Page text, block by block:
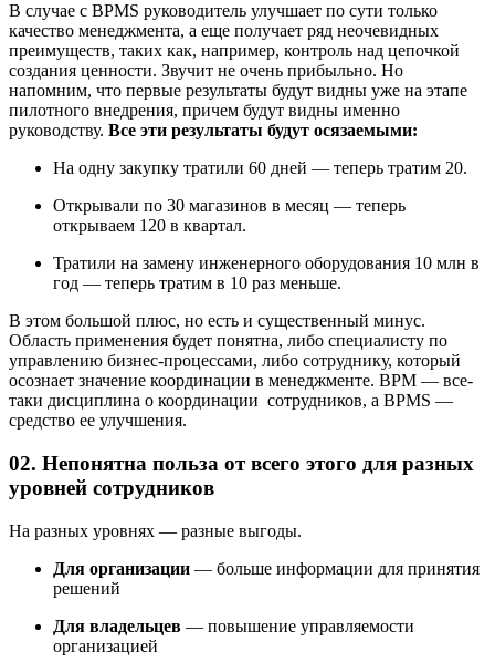
В случае с BPMS руководитель улучшает по сути только
качество менеджмента, а еще получает ряд неочевидных
преимуществ, таких как, например, контроль над цепочкой
создания ценности. Звучит не очень прибыльно. Но
напомним, что первые результаты будут видны уже на этапе
пилотного внедрения, причем будут видны именно
руководству. Все эти результаты будут осязаемыми:
На одну закупку тратили 60 дней — теперь тратим 20.
Открывали по 30 магазинов в месяц — теперь
открываем 120 в квартал.
Тратили на замену инженерного оборудования 10 млн в
год — теперь тратим в 10 раз меньше.
В этом большой плюс, но есть и существенный минус.
Область применения будет понятна, либо специалисту по
управлению бизнес-процессами, либо сотруднику, который
осознает значение координации в менеджменте. BPM — все-
таки дисциплина о координации сотрудников, а BPMS —
средство ее улучшения.
02. Непонятна польза от всего этого для разных
уровней сотрудников
На разных уровнях — разные выгоды.
Для организации — больше информации для принятия
решений
Для владельцев — повышение управляемости
организацией